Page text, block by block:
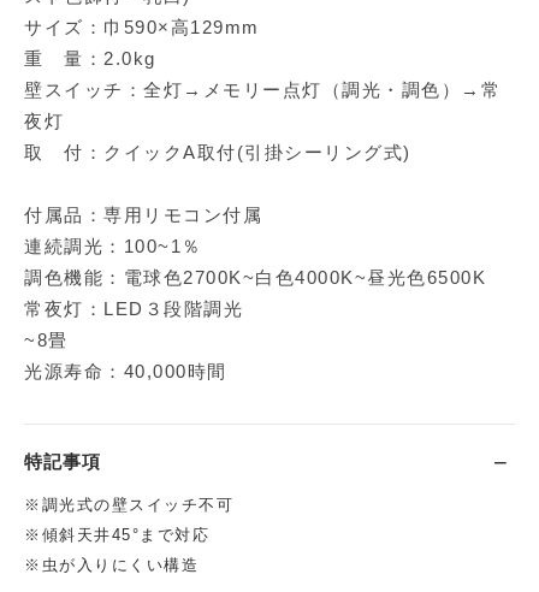
サイズ：巾590×高129mm
重 量：2.0kg
壁スイッチ：全灯→メモリー点灯（調光・調色）→常
夜灯
取 付：クイックA取付(引掛シーリング式)
付属品：専用リモコン付属
連続調光：100~1％
調色機能：電球色2700K~白色4000K~昼光色6500K
常夜灯：LED３段階調光
~8畳
光源寿命：40,000時間
特記事項
※調光式の壁スイッチ不可
※傾斜天井45°まで対応
※虫が入りにくい構造